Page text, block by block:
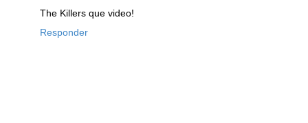
The Killers que video!
Responder